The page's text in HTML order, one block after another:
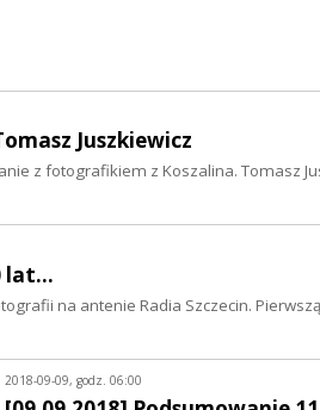
Juszkiewicz
z fotografikiem z Koszalina. Tomasz
lat...
na antenie Radia Szczecin.
2018-09-09, godz. 06:00